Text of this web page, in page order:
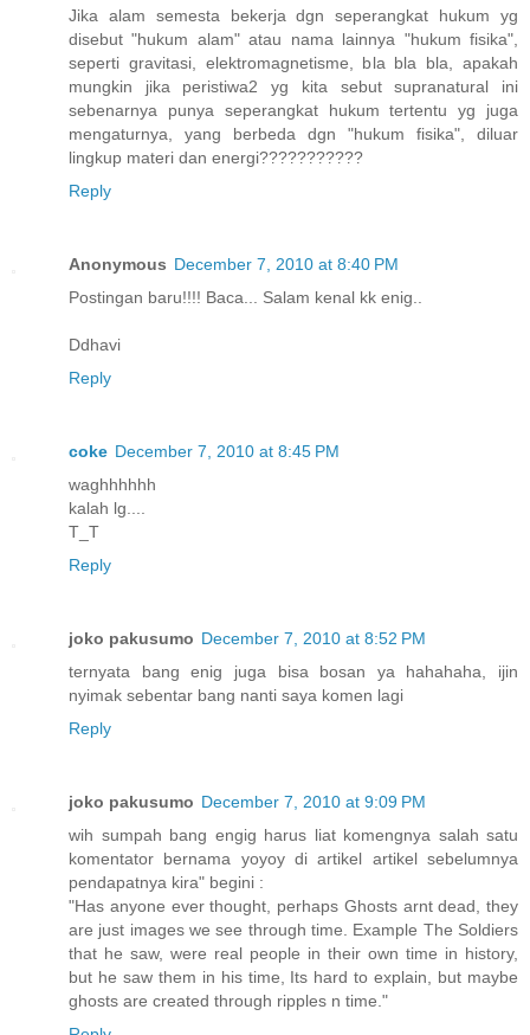
Jika alam semesta bekerja dgn seperangkat hukum yg
disebut "hukum alam" atau nama lainnya "hukum fisika",
seperti gravitasi, elektromagnetisme, bla bla bla, apakah
mungkin jika peristiwa2 yg kita sebut supranatural ini
sebenarnya punya seperangkat hukum tertentu yg juga
mengaturnya, yang berbeda dgn "hukum fisika", diluar
lingkup materi dan energi???????????
Reply
Anonymous December 7, 2010 at 8:40 PM
Postingan baru!!!! Baca... Salam kenal kk enig..
Ddhavi
Reply
coke December 7, 2010 at 8:45 PM
waghhhhhh
kalah lg....
T_T
Reply
joko pakusumo December 7, 2010 at 8:52 PM
ternyata bang enig juga bisa bosan ya hahahaha, ijin
nyimak sebentar bang nanti saya komen lagi
Reply
joko pakusumo December 7, 2010 at 9:09 PM
wih sumpah bang engig harus liat komengnya salah satu
komentator bernama yoyoy di artikel artikel sebelumnya
pendapatnya kira" begini :
"Has anyone ever thought, perhaps Ghosts arnt dead, they
are just images we see through time. Example The Soldiers
that he saw, were real people in their own time in history,
but he saw them in his time, Its hard to explain, but maybe
ghosts are created through ripples n time."